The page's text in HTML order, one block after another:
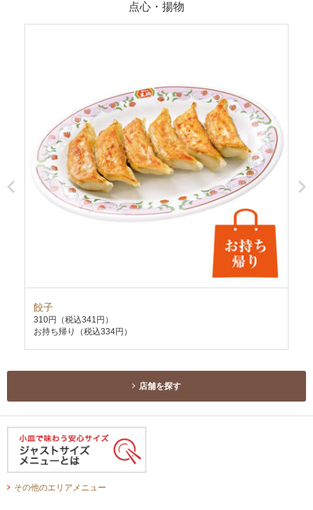
点心・揚物
餃子
310円
（税込341円）
お持ち帰り（税込334円）
店舗を探す
その他のエリアメニュー